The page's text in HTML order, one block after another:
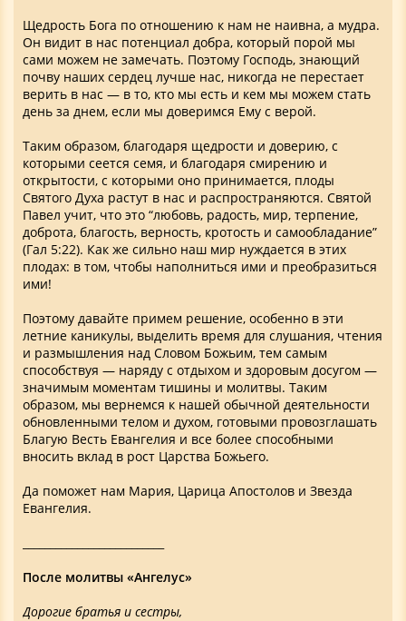
Щедрость Бога по отношению к нам не наивна, а мудра.
Он видит в нас потенциал добра, который порой мы
сами можем не замечать. Поэтому Господь, знающий
почву наших сердец лучше нас, никогда не перестает
верить в нас — в то, кто мы есть и кем мы можем стать
день за днем, если мы доверимся Ему с верой.
Таким образом, благодаря щедрости и доверию, с
которыми сеется семя, и благодаря смирению и
открытости, с которыми оно принимается, плоды
Святого Духа растут в нас и распространяются. Святой
Павел учит, что это “любовь, радость, мир, терпение,
доброта, благость, верность, кротость и самообладание”
(Гал 5:22). Как же сильно наш мир нуждается в этих
плодах: в том, чтобы наполниться ими и преобразиться
ими!
Поэтому давайте примем решение, особенно в эти
летние каникулы, выделить время для слушания, чтения
и размышления над Словом Божьим, тем самым
способствуя — наряду с отдыхом и здоровым досугом —
значимым моментам тишины и молитвы. Таким
образом, мы вернемся к нашей обычной деятельности
обновленными телом и духом, готовыми провозглашать
Благую Весть Евангелия и все более способными
вносить вклад в рост Царства Божьего.
Да поможет нам Мария, Царица Апостолов и Звезда
Евангелия.
После молитвы «Ангелус»
Дорогие братья и сестры,